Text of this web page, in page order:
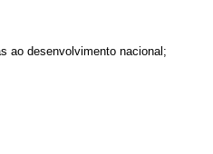
ao desenvolvimento nacional;